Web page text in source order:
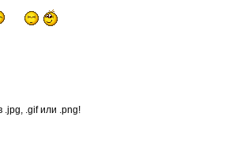
.jpg, .gif или .png!